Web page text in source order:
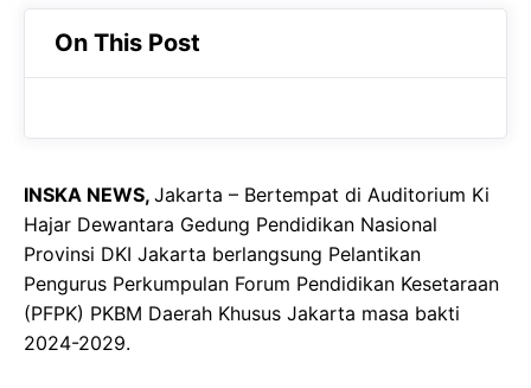
c
o
o
k
a
A
p
e
a
m
On This Post
INSKA NEWS, Jakarta – Bertempat di Auditorium Ki
Hajar Dewantara Gedung Pendidikan Nasional
Provinsi DKI Jakarta berlangsung Pelantikan
Pengurus Perkumpulan Forum Pendidikan Kesetaraan
(PFPK) PKBM Daerah Khusus Jakarta masa bakti
2024-2029.